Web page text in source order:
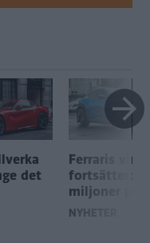
det
Ferraris
fortsätter:
miljoner per
NYHETER